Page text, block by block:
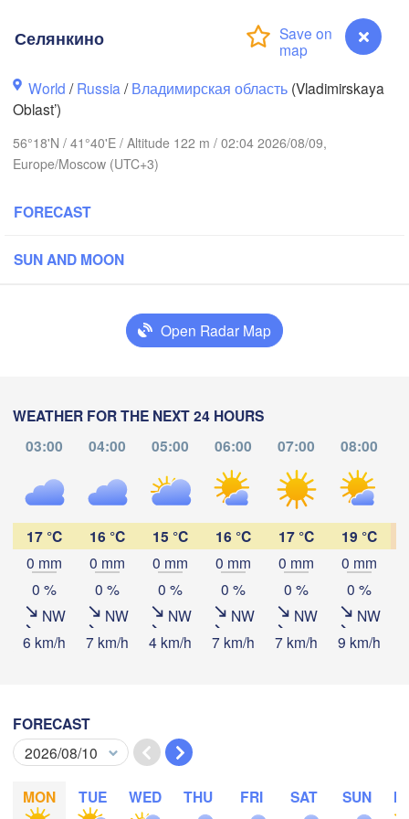
Селянкино
World /Russia /Владимирская область (Vladimirskaya
Oblast’)
56°18'N / 41°40'E / Altitude 122 m / 02:04 2026/08/09,
Europe/Moscow (UTC+3)
FORECAST
SUN AND MOON
Open Radar Map
WEATHER FOR THE NEXT 24 HOURS
03:00
04:00 05:00 06:00 07:00 08:00
17 °C
0 mm
0 %
NW
6 km/h
16 °C
0 mm
0 %
NW
7 km/h
15 °C
0 mm
0 %
NW
4 km/h
16 °C
0 mm
0 %
NW
7 km/h
17 °C
0 mm
0 %
NW
7 km/h
19 °C
0 mm
0 %
NW
9 km/h
FORECAST
MON TUE WED THU FRI SAT SUN
Temperature
We
Aug 05
Th
Aug 06 Aug 07 Aug 08
20:00 21:00 22:00 23 :00 00 01 :00 :00
Download App
Череповец
(Cherepovets)
Вологда
(Vologda)
(Vladimir)
Москва
(Voronezh)
Рязань
Липецк
Старый Оскол
(Stary Oskol)
Тамбов
(Tambov)
Тула
(Tula)
Пенза
(Penza)
Камышин
Саранск
(Saransk)